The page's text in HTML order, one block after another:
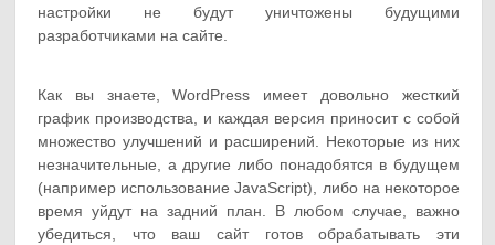
настройки не будут уничтожены будущими
разработчиками на сайте.
Как вы знаете, WordPress имеет довольно жесткий
график производства, и каждая версия приносит с собой
множество улучшений и расширений. Некоторые из них
незначительные, а другие либо понадобятся в будущем
(например использование JavaScript), либо на некоторое
время уйдут на задний план. В любом случае, важно
убедиться, что ваш сайт готов обрабатывать эти